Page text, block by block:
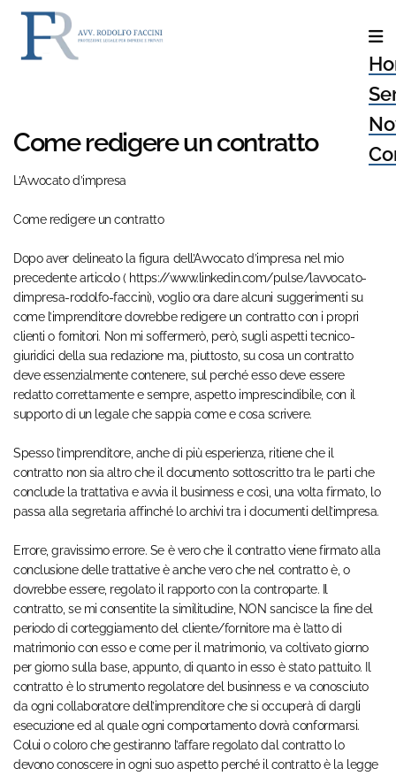
Come redigere un contratto
L’Avvocato d’impresa
Come redigere un contratto
Dopo aver delineato la figura dell’Avvocato d’impresa nel mio
precedente articolo ( https://www.linkedin.com/pulse/lavvocato-
dimpresa-rodolfo-faccini), voglio ora dare alcuni suggerimenti su
come l’imprenditore dovrebbe redigere un contratto con i propri
clienti o fornitori. Non mi soffermerò, però, sugli aspetti tecnico-
giuridici della sua redazione ma, piuttosto, su cosa un contratto
deve essenzialmente contenere, sul perché esso deve essere
redatto correttamente e sempre, aspetto imprescindibile, con il
supporto di un legale che sappia come e cosa scrivere.
Spesso l’imprenditore, anche di più esperienza, ritiene che il
contratto non sia altro che il documento sottoscritto tra le parti che
conclude la trattativa e avvia il businness e così, una volta firmato, lo
passa alla segretaria affinché lo archivi tra i documenti dell’impresa.
Errore, gravissimo errore. Se è vero che il contratto viene firmato alla
conclusione delle trattative è anche vero che nel contratto è, o
dovrebbe essere, regolato il rapporto con la controparte. Il
contratto, se mi consentite la similitudine, NON sancisce la fine del
periodo di corteggiamento del cliente/fornitore ma è l’atto di
matrimonio con esso e come per il matrimonio, va coltivato giorno
per giorno sulla base, appunto, di quanto in esso è stato pattuito. Il
contratto è lo strumento regolatore del businness e va conosciuto
da ogni collaboratore dell’imprenditore che si occuperà di dargli
esecuzione ed al quale ogni comportamento dovrà conformarsi.
Colui o coloro che gestiranno l’affare regolato dal contratto lo
devono conoscere in ogni suo aspetto perché il contratto è la legge